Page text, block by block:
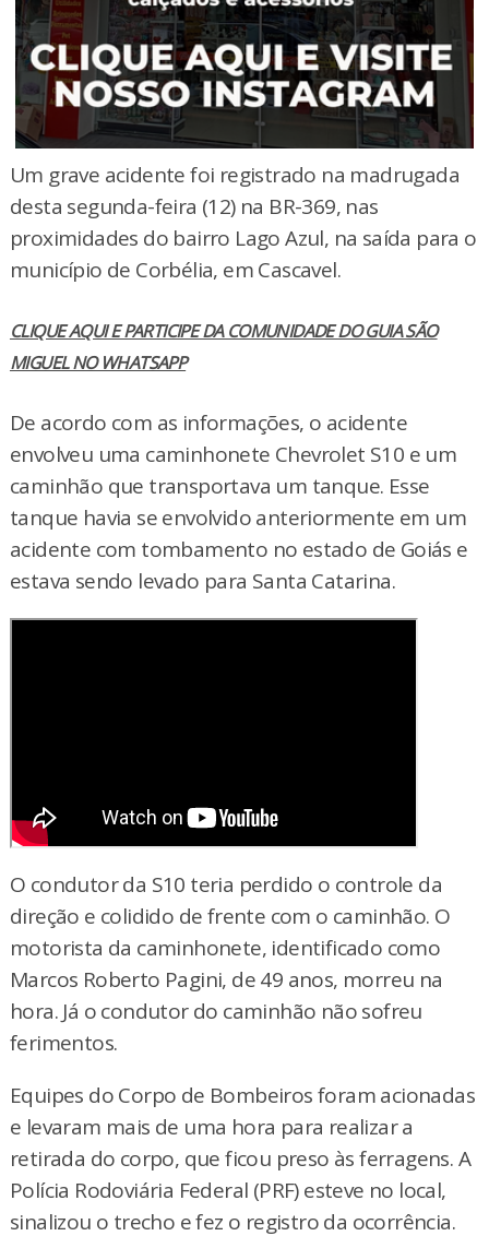
Um grave acidente foi registrado na madrugada
desta segunda-feira (12) na BR-369, nas
proximidades do bairro Lago Azul, na saída para o
município de Corbélia, em Cascavel.
CLIQUE AQUI E PARTICIPE DA COMUNIDADE DO GUIA SÃO
MIGUEL NO WHATSAPP
De acordo com as informações, o acidente
envolveu uma caminhonete Chevrolet S10 e um
caminhão que transportava um tanque. Esse
tanque havia se envolvido anteriormente em um
acidente com tombamento no estado de Goiás e
estava sendo levado para Santa Catarina.
O condutor da S10 teria perdido o controle da
direção e colidido de frente com o caminhão. O
motorista da caminhonete, identificado como
Marcos Roberto Pagini, de 49 anos, morreu na
hora. Já o condutor do caminhão não sofreu
ferimentos.
Equipes do Corpo de Bombeiros foram acionadas
e levaram mais de uma hora para realizar a
retirada do corpo, que ficou preso às ferragens. A
Polícia Rodoviária Federal (PRF) esteve no local,
sinalizou o trecho e fez o registro da ocorrência.